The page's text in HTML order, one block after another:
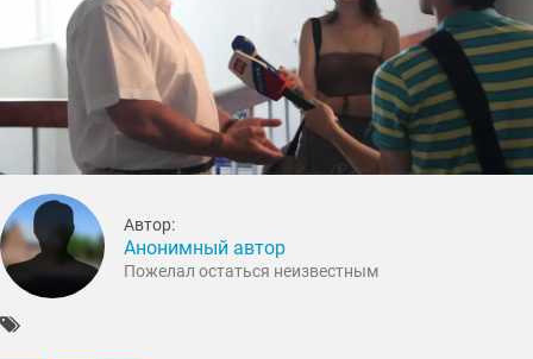
Автор:
Анонимный автор
Пожелал остаться неизвестным